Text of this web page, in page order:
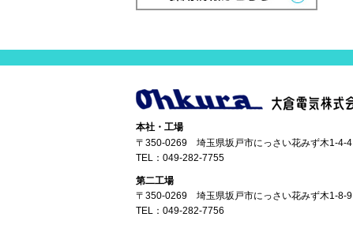
本社・工場
〒350-0269 埼玉県坂戸市にっさい花みず木1-4-4
TEL： 049-282-7755
第二工場
〒350-0269 埼玉県坂戸市にっさい花みず木1-8-9
TEL： 049-282-7756